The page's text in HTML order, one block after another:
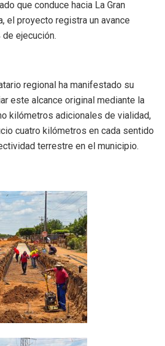
que conduce hacia La Gran
el proyecto registra un avance
ejecución.
regional ha manifestado su
este alcance original mediante la
kilómetros adicionales de vialidad,
cuatro kilómetros en cada sentido
terrestre en el municipio.